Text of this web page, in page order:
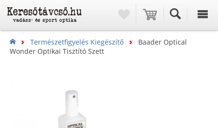
Természetfigyelés Kiegészítő
Baader Optical
Wonder Optikai Tisztító Szett